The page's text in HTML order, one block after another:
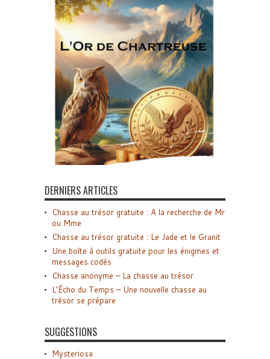
DERNIERS ARTICLES
Chasse au trésor gratuite : A la recherche de Mr
ou Mme
Chasse au trésor gratuite : Le Jade et le Granit
Une boîte à outils gratuite pour les énigmes et
messages codés
Chasse anonyme – La chasse au trésor
L’Écho du Temps – Une nouvelle chasse au
trésor se prépare
SUGGESTIONS
Mysteriosa